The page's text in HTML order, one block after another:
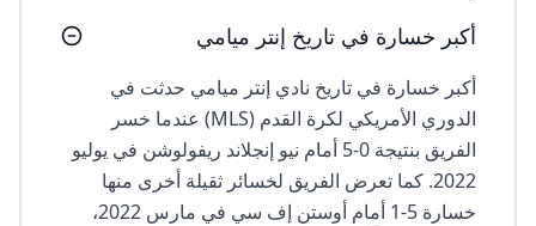
أكبر خسارة في تاريخ إنتر ميامي
أكبر خسارة في تاريخ نادي إنتر ميامي حدثت في
الدوري الأمريكي لكرة القدم (MLS) عندما خسر
الفريق بنتيجة 0-5 أمام نيو إنجلاند ريفولوشن في يوليو
2022. كما تعرض الفريق لخسائر ثقيلة أخرى منها
خسارة 5-1 أمام أوستن إف سي في مارس 2022،